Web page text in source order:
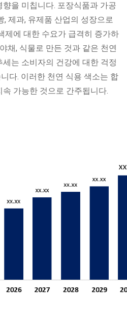
을 미칩니다. 포장식품과 가공
, 제과, 유제품 산업의 성장으로
제에 대한 수요가 급격히 증가하
채, 식물로 만든 것과 같은 천연
는 소비자의 건강에 대한 걱정
다. 이러한 천연 식용 색소는 합
가능한 것으로 간주됩니다.